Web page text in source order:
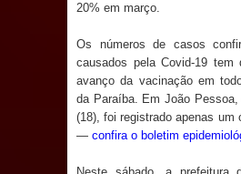
Brasília recursos
Acolhida e CRAS
Denise Ribeiro toma
20% em março.
Os números de casos
causados pela Covid-19 tem
avanço da vacinação em
da Paraíba. Em João
(18), foi registrado apenas um
— confira o boletim